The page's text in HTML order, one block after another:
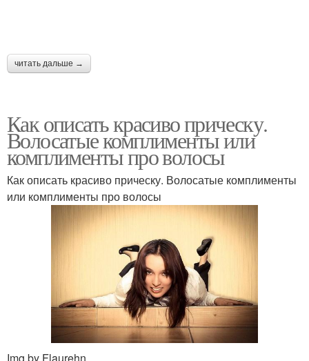
читать дальше →
Как описать красиво прическу.
Волосатые комплименты или
комплименты про волосы
Как описать красиво прическу. Волосатые комплименты
или комплименты про волосы
Img by Flaurehn